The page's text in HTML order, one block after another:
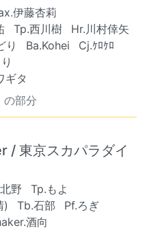
伊藤杏莉
Tp.西川樹
Hr.川村倖矢
り Ba.Kohei
Cj.ｹﾛｹﾛ
ギタ
の部分
/ 東京スカパラダイ
野
Tp.もよ
) Tb.石部
Pf.ろぎ
酒向